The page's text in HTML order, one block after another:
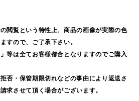
覧という特性上、商品の画像が実際の色
すので、ご了承下さい。
等は全てお客様都合となりますのでご購入
・保管期限切れなどの事由により返送さ
求させて頂く場合がございます。